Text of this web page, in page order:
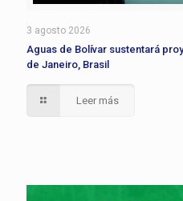
3 agosto 2026
Aguas de Bolívar sustentará
de Janeiro, Brasil
Leer más